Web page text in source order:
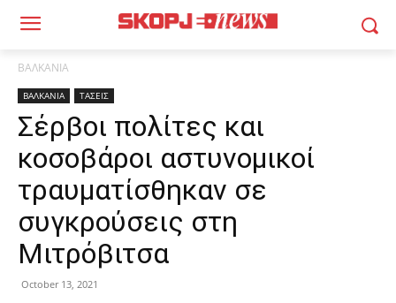
ΒΑΛΚΑΝΙΑ
ΒΑΛΚΑΝΙΑ ΤΑΣΕΙΣ
Σέρβοι πολίτες και
κοσοβάροι αστυνομικοί
τραυματίσθηκαν σε
συγκρούσεις στη
Μιτρόβιτσα
October 13, 2021